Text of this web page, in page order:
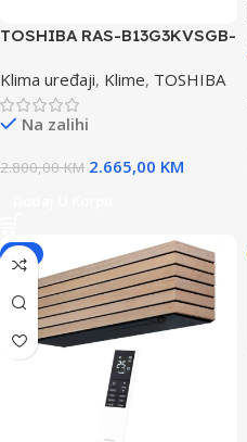
TOSHIBA RAS-B13G3KVSGB-
UREĐAJ- Preporuka za
grijanje SHORAI EDGE NEW
BLACK INVERTER
Klima uređaji, Klime, TOSHIBA
Na zalihi
2.800,00KM 2.665,00 KM
-5%